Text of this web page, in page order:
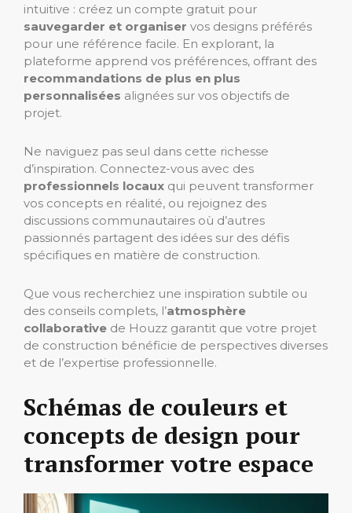
intuitive : créez un compte gratuit pour
sauvegarder et organiser vos designs préférés
pour une référence facile. En explorant, la
plateforme apprend vos préférences, offrant des
recommandations de plus en plus
personnalisées alignées sur vos objectifs de
projet.
Ne naviguez pas seul dans cette richesse
d’inspiration. Connectez-vous avec des
professionnels locaux qui peuvent transformer
vos concepts en réalité, ou rejoignez des
discussions communautaires où d’autres
passionnés partagent des idées sur des défis
spécifiques en matière de construction.
Que vous recherchiez une inspiration subtile ou
des conseils complets, l’atmosphère
collaborative de Houzz garantit que votre projet
de construction bénéficie de perspectives diverses
et de l’expertise professionnelle.
Schémas de couleurs et
concepts de design pour
transformer votre espace